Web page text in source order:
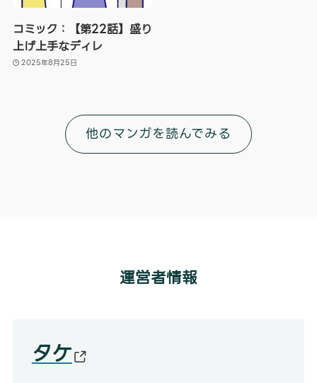
コミック：【第22話】盛り
上げ上手なディレ
2025年8月25日
他のマンガを読んでみる
運営者情報
タケ